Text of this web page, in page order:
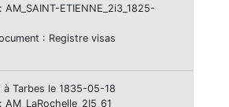
AM_SAINT-ETIENNE_2i3_1825-
: Registre visas
à Tarbes le 1835-05-18
AM_LaRochelle_2I5_61